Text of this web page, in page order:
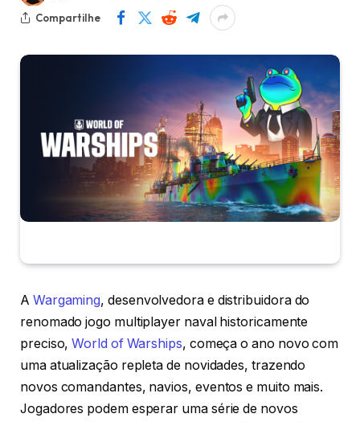
Compartilhe
A Wargaming, desenvolvedora e distribuidora do
renomado jogo multiplayer naval historicamente
preciso,World of Warships, começa o ano novo com
uma atualização repleta de novidades, trazendo
novos comandantes, navios, eventos e muito mais.
Jogadores podem esperar uma série de novos